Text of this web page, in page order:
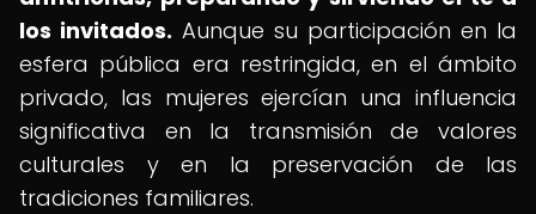
los invitados. Aunque su participación en la
esfera pública era restringida, en el ámbito
privado, las mujeres ejercían una influencia
significativa en la transmisión de valores
culturales y en la preservación de las
tradiciones familiares.